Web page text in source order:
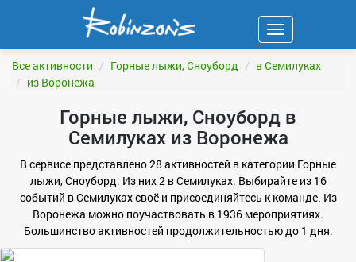
Навигация
Все активности Горные лыжи, Сноуборд
в Семилуках
из Воронежа
Горные лыжи, Сноуборд в
Семилуках из Воронежа
В сервисе представлено 28 активностей в категории Горные
лыжи, Сноуборд. Из них 2 в Семилуках. Выбирайте из 16
событий в Семилуках своё и присоединяйтесь к команде. Из
Воронежа можно поучаствовать в 1936 мероприятиях.
Большинство активностей продолжительностью до 1 дня.